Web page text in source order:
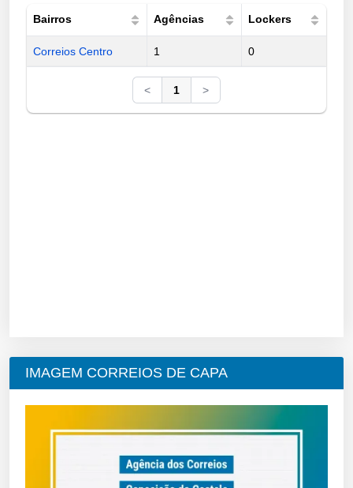
Bairros Agências Lockers
Correios Centro 1 0
< 1 >
IMAGEM CORREIOS DE CAPA